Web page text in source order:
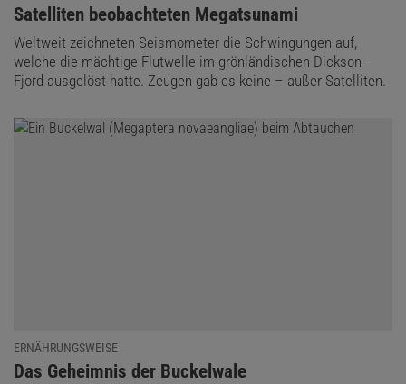
:
Satelliten beobachteten Megatsunami
Weltweit zeichneten Seismometer die Schwingungen auf,
welche die mächtige Flutwelle im grönländischen Dickson-
Fjord ausgelöst hatte. Zeugen gab es keine – außer Satelliten.
ERNÄHRUNGSWEISE
:
Das Geheimnis der Buckelwale